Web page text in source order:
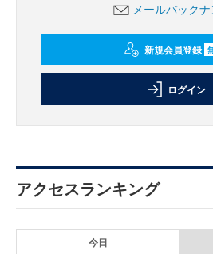
メールバック
新規会員登録
ログイン
アクセスランキング
今日